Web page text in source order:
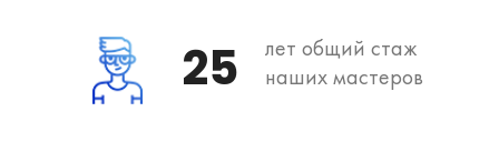
25
лет общий стаж
наших мастеров